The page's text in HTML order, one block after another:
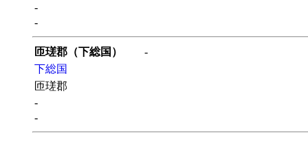
-
-
匝瑳郡（下総国）
-
下総国
匝瑳郡
-
-